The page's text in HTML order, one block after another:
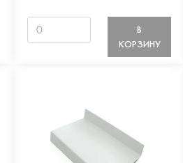
В
КОРЗИНУ